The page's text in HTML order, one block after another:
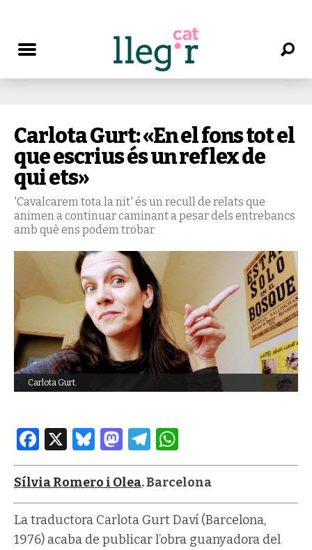
Carlota Gurt: «En el fons tot el
que escrius és un reflex de
qui ets»
'Cavalcarem tota la nit' és un recull de relats que
animen a continuar caminant a pesar dels entrebancs
amb què ens podem trobar
Carlota Gurt.
Facebook
X Bluesky
Mastodon
Telegram
Sílvia Romero i Olea. Barcelona
La traductora Carlota Gurt Daví (Barcelona,
1976) acaba de publicar l’obra guanyadora del